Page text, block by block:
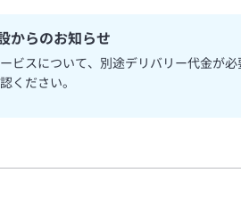
からのお知らせ
ビスについて、別途デリバリー代金が
ください。